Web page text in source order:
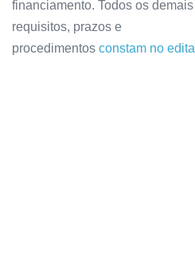
financiamento. Todos os demais
requisitos, prazos e
procedimentos constam no edital